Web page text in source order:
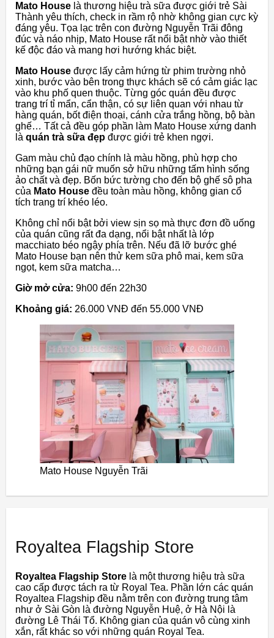
Mato House là thương hiệu trà sữa được giới trẻ Sài
Thành yêu thích, check in rầm rộ nhờ không gian cực kỳ
đáng yêu. Tọa lạc trên con đường Nguyễn Trãi đông
đúc và náo nhịp, Mato House rất nổi bật nhờ vào thiết
kế độc đáo và mang hơi hướng khác biệt.
Mato House được lấy cảm hứng từ phim trường nhỏ
xinh, bước vào bên trong thực khách sẽ có cảm giác lạc
vào khu phố quen thuộc. Từng góc quán đều được
trang trí tỉ mẩn, cẩn thận, có sự liên quan với nhau từ
hàng quán, bốt điện thoại, cánh cửa trắng hồng, bộ bàn
ghế… Tất cả đều góp phần làm Mato House xứng danh
là quán trà sữa đẹp được giới trẻ khen ngợi.
Gam màu chủ đạo chính là màu hồng, phù hợp cho
những bạn gái nữ muốn sở hữu những tấm hình sống
ảo chất và đẹp. Bốn bức tường cho đến bộ ghế sô pha
của Mato House đều toàn màu hồng, không gian cổ
tích trang trí khéo léo.
Không chỉ nổi bật bởi view sịn sọ mà thực đơn đồ uống
của quán cũng rất đa dạng, nổi bật nhất là lớp
macchiato béo ngậy phía trên. Nếu đã lỡ bước ghé
Mato House bạn nên thử kem sữa phô mai, kem sữa
ngọt, kem sữa matcha…
Giờ mở cửa: 9h00 đến 22h30
Khoảng giá: 26.000 VNĐ đến 55.000 VNĐ
Mato House Nguyễn Trãi
Royaltea Flagship Store
Royaltea Flagship Store là một thương hiệu trà sữa
cao cấp được tách ra từ Royal Tea. Phần lớn các quán
Royaltea Flagship đều nằm trên con đường trung tâm
như ở Sài Gòn là đường Nguyễn Huệ, ở Hà Nội là
đường Lê Thái Tổ. Không gian của quán vô cùng xinh
xắn, rất khác so với những quán Royal Tea.